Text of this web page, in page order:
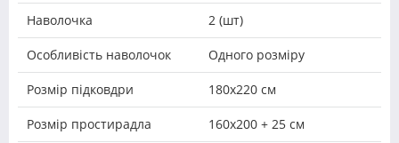
Наволочка 2 (шт)
Особливість наволочок Одного розміру
Розмір підковдри 180х220 см
Розмір простирадла 160х200 + 25 см